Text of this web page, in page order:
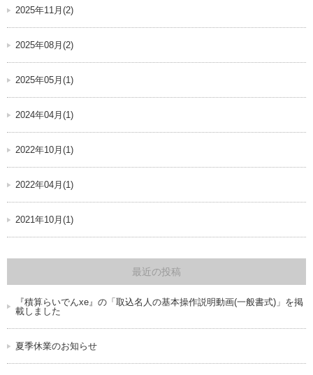
2025年11月(2)
2025年08月(2)
2025年05月(1)
2024年04月(1)
2022年10月(1)
2022年04月(1)
2021年10月(1)
最近の投稿
『積算らいでんxe』の「取込名人の基本操作説明動画(一般書式)」を掲
載しました
夏季休業のお知らせ